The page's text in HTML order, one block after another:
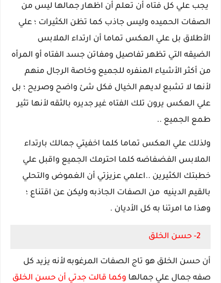
يجب علي كل فتاه أن تعلم أن اظهار جمالها ليس من
الصفات الحميده وليس جاذب كما تظن الكثيرات ؛ علي
الأطلاق بل علي العكس تماما أن ارتداء الملابس
الضيقه التي تظهر تفاصيل ومفاتن جسد الفتاه أو المرأه
من أكثر الأشياء المنفره للجميع وخاصة الرجال منهم
لأنها لا تشبع لديهم الخيال فكل شئ واضح وصريح ؛ بل
علي العكس يرون تلك الفتاه غير جديره بالثقه لأنها تثير
طمع الجميع ..
ولذلك علي العكس تماما كلما اخفيتي جمالك بارتداء
الملابس الفضفاضه كلما احترمك الجميع واقبل علي
خطبتك الكثيرين ..اعلمي عزيزتي أن الغموض والتحلي
بالقيم الدينيه من الصفات الجاذبه وليكن عن اقتناع ؛
وهذا ما امرتنا به كل الأديان .
2- حسن الخلق
أن حسن الخلق هو تاج الصفات المرغوبه لأنه يزيد كل
صفه جمال علي جمالها وكما قالت جدتي أن حسن الخلق